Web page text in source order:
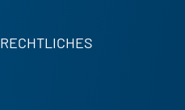
RECHTLICHES